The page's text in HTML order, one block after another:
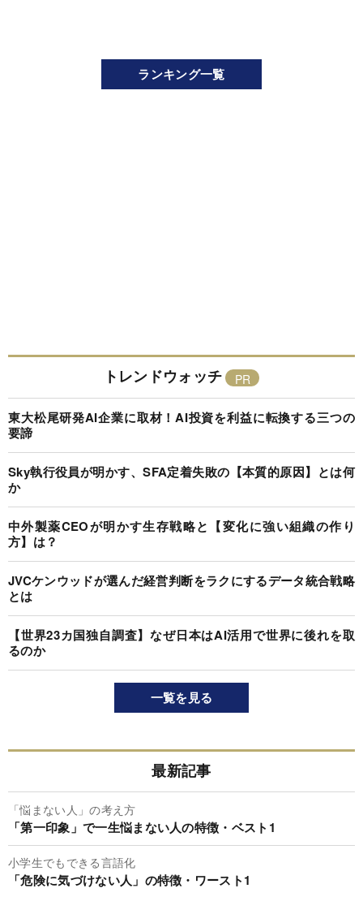
ランキング一覧
トレンドウォッチ
東大松尾研発AI企業に取材！AI投資を利益に転換する三つの
要諦
Sky執行役員が明かす、SFA定着失敗の【本質的原因】とは何
か
中外製薬CEOが明かす生存戦略と【変化に強い組織の作り
方】は？
JVCケンウッドが選んだ経営判断をラクにするデータ統合戦略
とは
【世界23カ国独自調査】なぜ日本はAI活用で世界に後れを取
るのか
一覧を見る
最新記事
「悩まない人」の考え方
「第一印象」で一生悩まない人の特徴・ベスト1
小学生でもできる言語化
「危険に気づけない人」の特徴・ワースト1